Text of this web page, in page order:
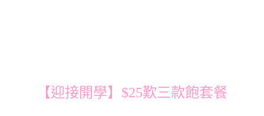
【迎接開學】$25歎三款飽套餐